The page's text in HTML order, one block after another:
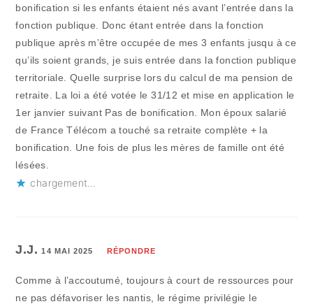
bonification si les enfants étaient nés avant l’entrée dans la
fonction publique. Donc étant entrée dans la fonction
publique après m’être occupée de mes 3 enfants jusqu à ce
qu’ils soient grands, je suis entrée dans la fonction publique
territoriale. Quelle surprise lors du calcul de ma pension de
retraite. La loi a été votée le 31/12 et mise en application le
1er janvier suivant Pas de bonification. Mon époux salarié
de France Télécom a touché sa retraite complète + la
bonification. Une fois de plus les mères de famille ont été
lésées.
chargement…
J.J.14 MAI 2025 RÉPONDRE
Comme à l’accoutumé, toujours à court de ressources pour
ne pas défavoriser les nantis, le régime privilégie le